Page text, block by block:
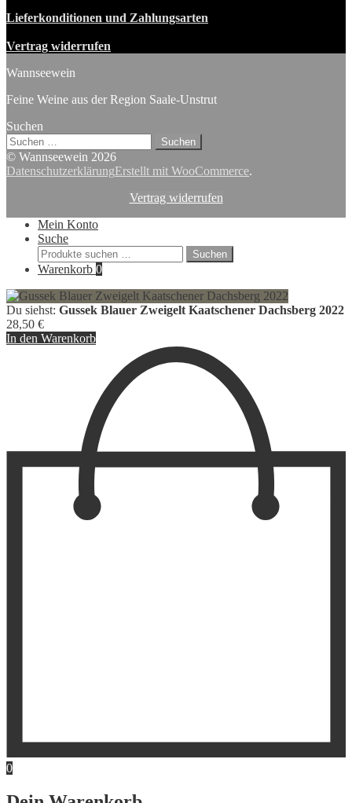
Lieferkonditionen und Zahlungsarten
Vertrag widerrufen
Wannseewein
Feine Weine aus der Region Saale-Unstrut
Suchen
Suchen
nach:
© Wannseewein 2026
DatenschutzerklärungErstellt mit WooCommerce.
Vertrag widerrufen
Mein Konto
Suche
Suchen
nach:
Suchen
Warenkorb 0
Du siehst: Gussek Blauer Zweigelt Kaatschener Dachsberg 2022
28,50 €
In den Warenkorb
0